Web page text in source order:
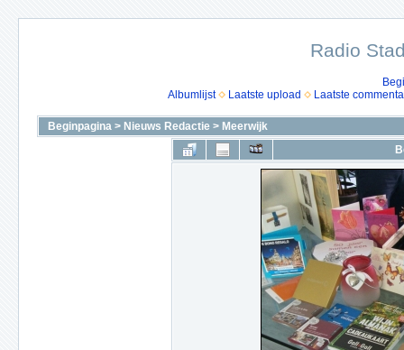
Radio
Albumlijst
Laatste upload Laatste
Beginpagina > Nieuws Redactie > Meerwijk